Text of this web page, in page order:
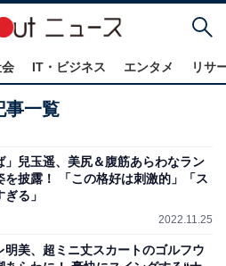
IT・ビジネス エンタメ リサ
事一覧
」兒玉遥、美尻＆腹筋あらわなラン
を披露！ 「この格好は刺激的」「ス
る」
2022.11.25
明美、超ミニ丈スカートのゴルフウ